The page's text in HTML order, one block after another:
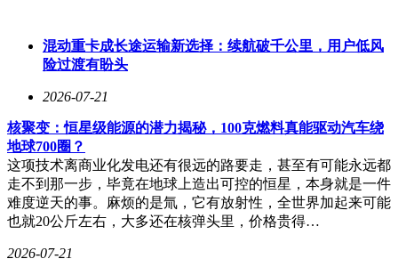
混动重卡成长途运输新选择：续航破千公里，用户低风
险过渡有盼头
2026-07-21
核聚变：恒星级能源的潜力揭秘，100克燃料真能驱动汽车绕
地球700圈？
这项技术离商业化发电还有很远的路要走，甚至有可能永远都
走不到那一步，毕竟在地球上造出可控的恒星，本身就是一件
难度逆天的事。麻烦的是氚，它有放射性，全世界加起来可能
也就20公斤左右，大多还在核弹头里，价格贵得…
2026-07-21